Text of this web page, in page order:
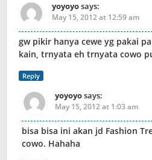
yoyoyosays:
May 15, 2012 at 12:59 am
gw pikir hanya cewe yg pakai
kain, trnyata eh trnyata cowo
Reply
yoyoyosays:
May 15, 2012 at 1:03 am
bisa bisa ini akan jd Fashion
cowo. Hahaha